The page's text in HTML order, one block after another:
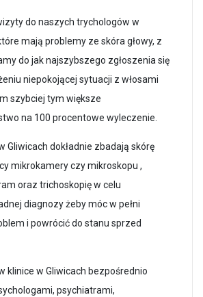
do naszych trychologów w
mają problemy ze skóra głowy, z
do jak najszybszego zgłoszenia się
niepokojącej sytuacji z włosami
szybciej tym większe
na 100 procentowe wyleczenie.
Gliwicach dokładnie zbadają skórę
mikrokamery czy mikroskopu ,
oraz trichoskopię w celu
diagnozy żeby móc w pełni
i powrócić do stanu sprzed
klinice w Gliwicach bezpośrednio
psychiatrami,